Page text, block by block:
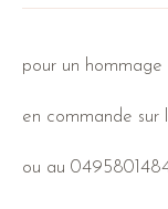
pour un hommage
en commande sur
ou au